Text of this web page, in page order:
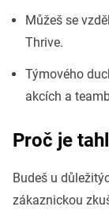
Můžeš se
Thrive.
Týmového
akcích a
Proč je
Budeš u
zákaznickou